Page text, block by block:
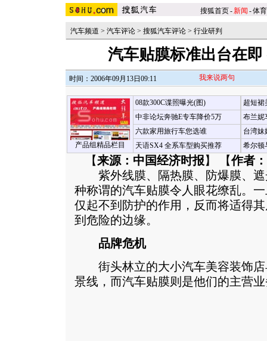
搜狐首页-新闻 -体育
汽车频道 > 汽车评论 > 搜狐汽车评论 > 行业研判
汽车贴膜标准出台在
时间：2006年09月13日09:11 我来说两句
产品组精品栏目
08款300C谍照曝光(图)
中非论坛奔驰E专车降价5万
六款家用旅行车您选谁
天语SX4 全系车型购买推荐
超短裙
布兰妮
台湾妹
希尔顿
【来源：中国经济时报 】 【作者
紫外线膜、隔热膜、防爆膜、
种称谓的汽车贴膜令人眼花缭乱。
仅起不到防护的作用，反而将适得
到危险的边缘。
品牌危机
街头林立的大小汽车美容装饰店
景线，而汽车贴膜则是他们的主营